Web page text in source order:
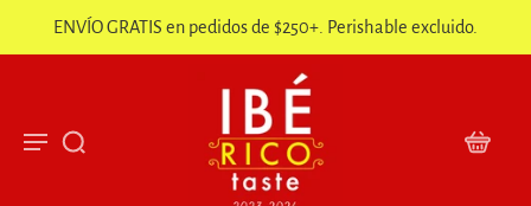
ENVÍO GRATIS en pedidos de $250+. Perishable excluido.